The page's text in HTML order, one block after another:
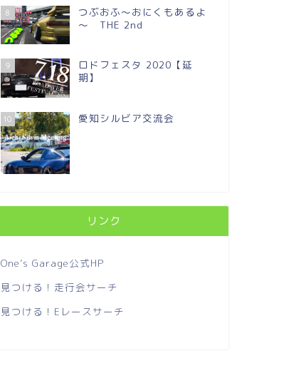
8
つぶおふ～おにくもあるよ
～ THE 2nd
9
ロドフェスタ 2020【延
期】
10 愛知シルビア交流会
リンク
One’s Garage公式HP
見つける！走行会サーチ
見つける！Eレースサーチ